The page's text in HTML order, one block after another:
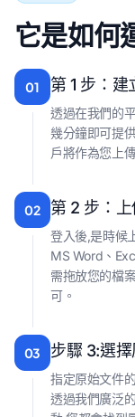
它是如何
01 第 1 步：建
透過在我們的
幾分鐘即可提
戶將作為您上
02 第 2 步：
登入後,是時候
MS Word、
需拖放您的檔
可。
03 步驟 3:選
指定原始文件
透過我們廣泛